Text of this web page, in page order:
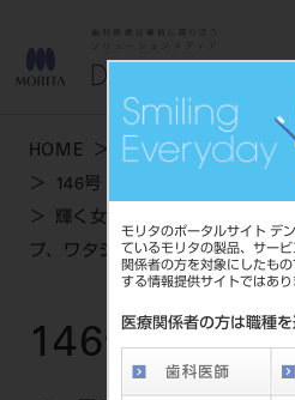
モリタのポータルサイト デ
ているモリタの製品、サー
関係者の方を対象にしたも
する情報提供サイトではあり
医療関係者の方は職種を
HOME 学術・お役立ち情報
146号 AUTUMN
輝く女性デンティストに聞く
プ、ワタシ流マイクロスコープ活
146号
お問い合わせ
商品について
セミナーについて
友の会について
ご開業について
会員登録